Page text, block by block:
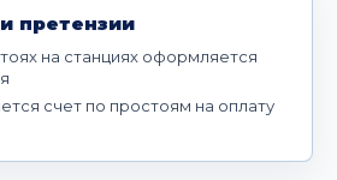
претензии
на станциях оформляется
счет по простоям на оплату